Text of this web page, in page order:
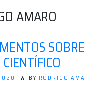
AMARO
BY RODRIGO